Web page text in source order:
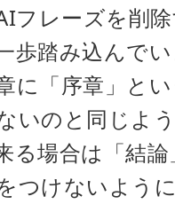
フレーズを削
歩踏み込んでい
に「序章」と
いのと同じよ
る場合は「結論
つけないよう